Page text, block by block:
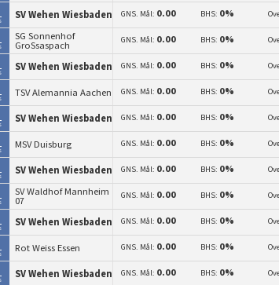
SV Wehen Wiesbaden GNS. Mål: 0.00 BHS: 0%
SG Sonnenhof
GroSsaspach
GNS. Mål: 0.00 BHS: 0%
SV Wehen Wiesbaden GNS. Mål: 0.00 BHS: 0%
TSV Alemannia Aachen GNS. Mål: 0.00 BHS: 0%
SV Wehen Wiesbaden GNS. Mål: 0.00 BHS: 0%
MSV Duisburg GNS. Mål: 0.00 BHS: 0%
SV Wehen Wiesbaden GNS. Mål: 0.00 BHS: 0%
SV Waldhof Mannheim
07
GNS. Mål: 0.00 BHS: 0%
SV Wehen Wiesbaden GNS. Mål: 0.00 BHS: 0%
Rot Weiss Essen GNS. Mål: 0.00 BHS: 0%
SV Wehen Wiesbaden GNS. Mål: 0.00 BHS: 0%